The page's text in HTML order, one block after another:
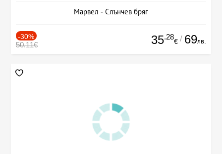
Марвел - Слънчев бряг
-30%
50.11€ 35.28
€ / 69лв.